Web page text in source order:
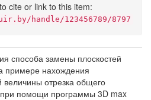
cite or link to this item:
handle/123456789/8797
способа замены плоскостей
примере нахождения
величины отрезка общего
помощи программы 3D max